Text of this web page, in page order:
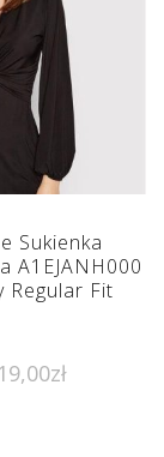
Sukienka
A1EJANH000
Regular Fit
zł